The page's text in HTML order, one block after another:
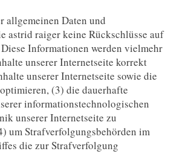
allgemeinen Daten und
astrid raiger keine Rückschlüsse auf
Informationen werden vielmehr
unserer Internetseite korrekt
unserer Internetseite sowie die
(3) die dauerhafte
informationstechnologischen
unserer Internetseite zu
um Strafverfolgungsbehörden im
die zur Strafverfolgung